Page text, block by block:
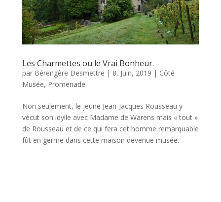
Les Charmettes ou le Vrai Bonheur.
par Bérengère Desmettre | 8, Juin, 2019 | Côté
Musée, Promenade
Non seulement, le jeune Jean-Jacques Rousseau y
vécut son idylle avec Madame de Warens mais « tout »
de Rousseau et de ce qui fera cet homme remarquable
fût en germe dans cette maison devenue musée.